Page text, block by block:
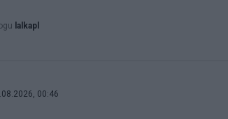
lalkapl
00:46